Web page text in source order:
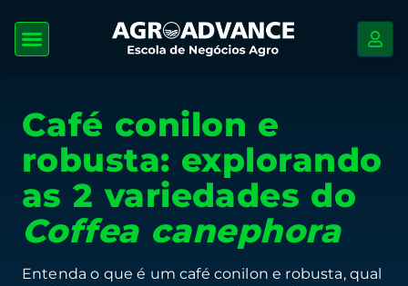
Café conilon e
robusta: explorando
as 2 variedades do
Coffea canephora
Entenda o que é um café conilon e robusta, qual